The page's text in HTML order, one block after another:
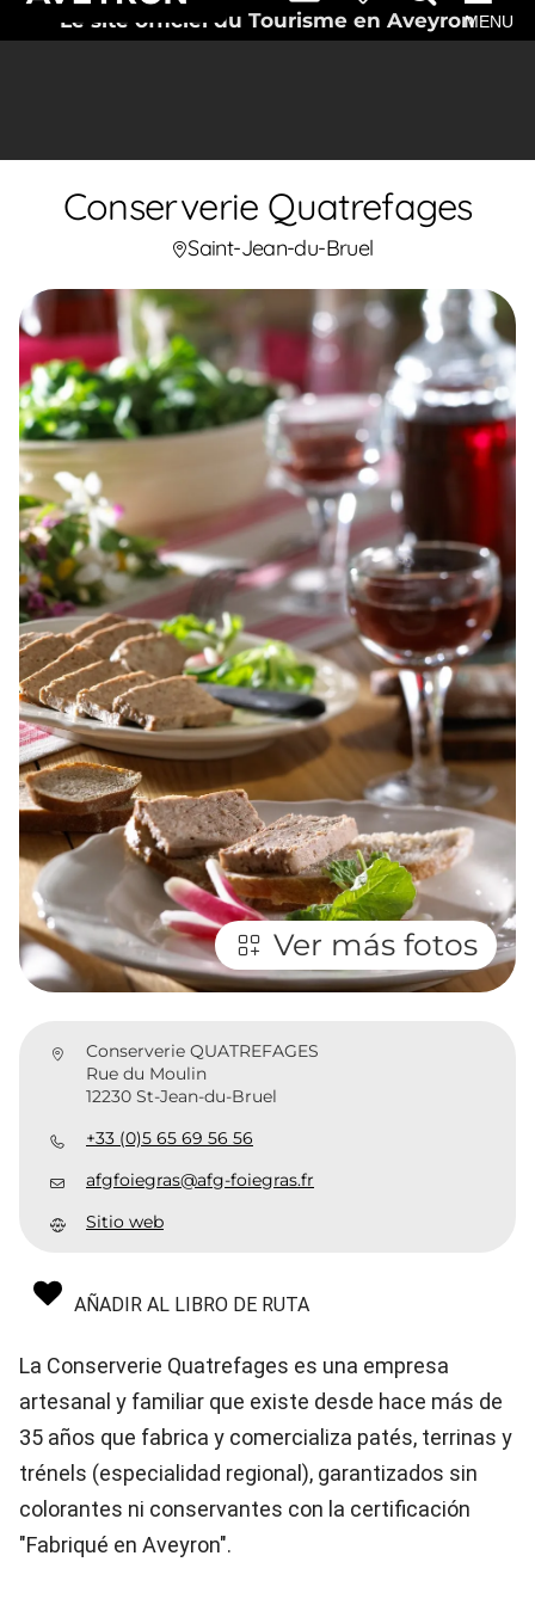
Le site officiel du Tourisme en AveyronMENU
Conserverie Quatrefages
Saint-Jean-du-Bruel
Ver más fotos
Conserverie QUATREFAGES
Rue du Moulin
12230 St-Jean-du-Bruel
+33 (0)5 65 69 56 56
afgfoiegras@afg-foiegras.fr
Sitio web
AÑADIR AL LIBRO DE RUTA
La Conserverie Quatrefages es una empresa
artesanal y familiar que existe desde hace más de
35 años que fabrica y comercializa patés, terrinas y
trénels (especialidad regional), garantizados sin
colorantes ni conservantes con la certificación
"Fabriqué en Aveyron".